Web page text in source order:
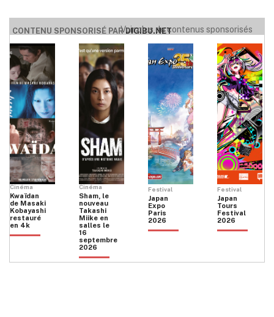
CONTENU SPONSORISÉ PARDIGIBU.NET
Voir plus de contenus sponsorisés
Cinéma
Kwaïdan
de Masaki
Kobayashi
restauré
en 4k
Cinéma
Sham, le
nouveau
Takashi
Miike en
salles le
16
septembre
2026
Festival
Japan
Expo
Paris
2026
Festival
Japan
Tours
Festival
2026